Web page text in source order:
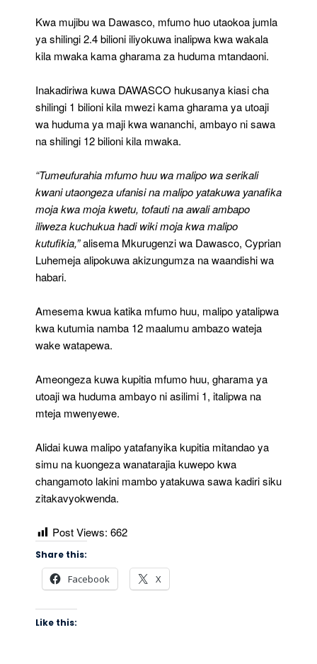
Kwa mujibu wa Dawasco, mfumo huo utaokoa jumla
ya shilingi 2.4 bilioni iliyokuwa inalipwa kwa wakala
kila mwaka kama gharama za huduma mtandaoni.
Inakadiriwa kuwa DAWASCO hukusanya kiasi cha
shilingi 1 bilioni kila mwezi kama gharama ya utoaji
wa huduma ya maji kwa wananchi, ambayo ni sawa
na shilingi 12 bilioni kila mwaka.
“Tumeufurahia mfumo huu wa malipo wa serikali
kwani utaongeza ufanisi na malipo yatakuwa yanafika
moja kwa moja kwetu, tofauti na awali ambapo
iliweza kuchukua hadi wiki moja kwa malipo
kutufikia,”alisema Mkurugenzi wa Dawasco, Cyprian
Luhemeja alipokuwa akizungumza na waandishi wa
habari.
Amesema kwua katika mfumo huu, malipo yatalipwa
kwa kutumia namba 12 maalumu ambazo wateja
wake watapewa.
Ameongeza kuwa kupitia mfumo huu, gharama ya
utoaji wa huduma ambayo ni asilimi 1, italipwa na
mteja mwenyewe.
Alidai kuwa malipo yatafanyika kupitia mitandao ya
simu na kuongeza wanatarajia kuwepo kwa
changamoto lakini mambo yatakuwa sawa kadiri siku
zitakavyokwenda.
Post Views: 662
Share this:
Facebook X
Like this: